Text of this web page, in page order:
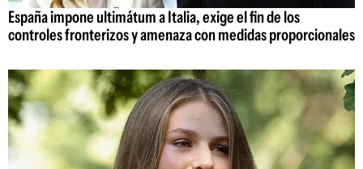
España impone ultimátum a Italia, exige el fin de los
controles fronterizos y amenaza con medidas proporcionales